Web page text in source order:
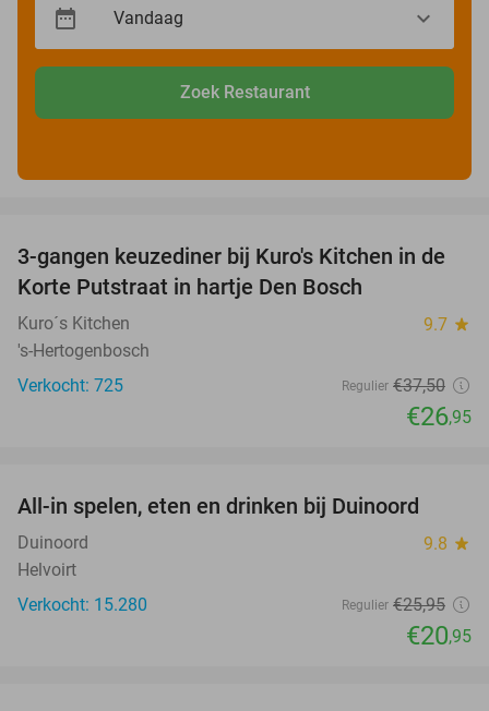
Zoek Restaurant
28%
3-gangen keuzediner bij Kuro's Kitchen in de
Korte Putstraat in hartje Den Bosch
Kuro´s Kitchen 9.7 star
's-Hertogenbosch
Verkocht: 725
Regulier €37,50
€26,95
All-in spelen, eten en drinken bij Duinoord
Duinoord 9.8 star
Helvoirt
Verkocht: 15.280
Regulier €25,95
€20,95